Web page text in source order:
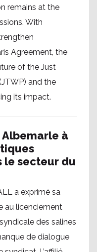
remains at the
With
Agreement, the
of the Just
and the
its impact.
à
le secteur du
a exprimé sa
au licenciement
des salines
de dialogue